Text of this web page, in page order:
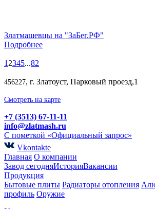
Златмашевцы на "ЗаБег.РФ"
Подробнее
1 2345...82
456227, г. Златоуст, Парковый проезд,1
Смотреть на карте
+7 (3513) 67-11-11
info@zlatmash.ru
С пометкой «Официальный запрос»
Vkontakte
Главная О компании
Завод сегодняИсторияВакансии
Продукция
Бытовые плиты Радиаторы отопления
профиль Оружие